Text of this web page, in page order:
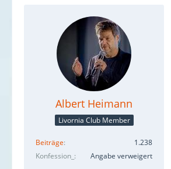
Albert Heimann
Livornia Club Member
Beiträge
1.238
Konfession_
Angabe verweigert